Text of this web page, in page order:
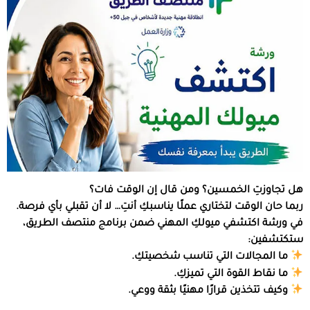
هل تجاوزتِ الخمسين؟ ومن قال إن الوقت فات؟
ربما حان الوقت لتختاري عملًا يناسبكِ أنتِ… لا أن تقبلي بأي فرصة.
في ورشة اكتشفي ميولكِ المهني ضمن برنامج منتصف الطريق،
ستكتشفين:
ما المجالات التي تناسب شخصيتكِ.
ما نقاط القوة التي تميزكِ.
وكيف تتخذين قرارًا مهنيًا بثقة ووعي.